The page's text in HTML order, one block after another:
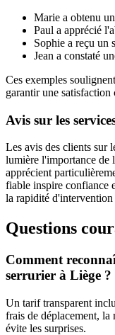
Marie a obtenu
Paul a apprécié
Sophie a reçu un
Jean a constaté
Ces exemples
garantir une
Avis sur les
Les avis des clients sur
lumière l'importance de
apprécient
fiable inspire confiance
la rapidité
Questions
Comment
serrurier à Liège ?
Un tarif transparent
frais de déplacement,
évite les surprises.